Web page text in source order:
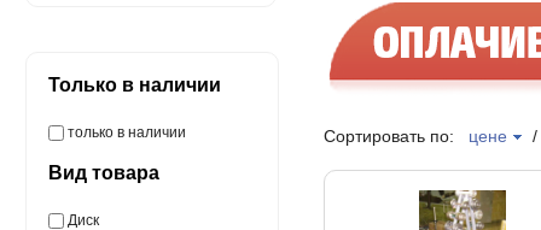
Только в наличии
только в наличии
Вид товара
Диск
Сортировать по: цене